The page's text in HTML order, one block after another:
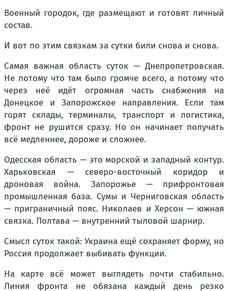
Военный городок, где размещают и готовят личный
состав.
И вот по этим связкам за сутки били снова и снова.
Самая важная область суток — Днепропетровская.
Не потому что там было громче всего, а потому что
через неё идёт огромная часть снабжения на
Донецкое и Запорожское направления. Если там
горят склады, терминалы, транспорт и логистика,
фронт не рушится сразу. Но он начинает получать
всё медленнее, дороже и сложнее.
Одесская область — это морской и западный контур.
Харьковская — северо-восточный коридор и
дроновая война. Запорожье — прифронтовая
промышленная база. Сумы и Черниговская область
— приграничный пояс. Николаев и Херсон — южная
связка. Полтава — внутренний тыловой шарнир.
Смысл суток такой: Украина ещё сохраняет форму, но
Россия продолжает выбивать функции.
На карте всё может выглядеть почти стабильно.
Линия фронта не обязана каждый день резко